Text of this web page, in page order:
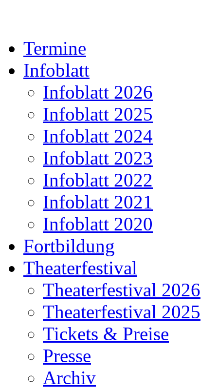
Termine
Infoblatt
Infoblatt 2026
Infoblatt 2025
Infoblatt 2024
Infoblatt 2023
Infoblatt 2022
Infoblatt 2021
Infoblatt 2020
Fortbildung
Theaterfestival
Theaterfestival 2026
Theaterfestival 2025
Tickets & Preise
Presse
Archiv